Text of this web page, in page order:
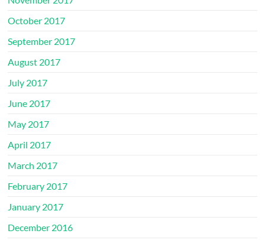
October 2017
September 2017
August 2017
July 2017
June 2017
May 2017
April 2017
March 2017
February 2017
January 2017
December 2016